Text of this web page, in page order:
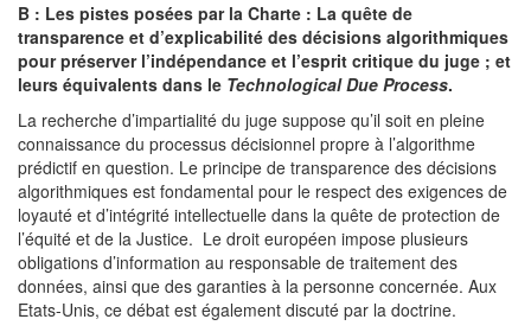
B : Les pistes posées par la Charte : La quête de
transparence et d’explicabilité des décisions algorithmiques
pour préserver l’indépendance et l’esprit critique du juge ; et
leurs équivalents dans le Technological Due Process.
La recherche d’impartialité du juge suppose qu’il soit en pleine
connaissance du processus décisionnel propre à l’algorithme
prédictif en question. Le principe de transparence des décisions
algorithmiques est fondamental pour le respect des exigences de
loyauté et d’intégrité intellectuelle dans la quête de protection de
l’équité et de la Justice. Le droit européen impose plusieurs
obligations d’information au responsable de traitement des
données, ainsi que des garanties à la personne concernée. Aux
Etats-Unis, ce débat est également discuté par la doctrine.